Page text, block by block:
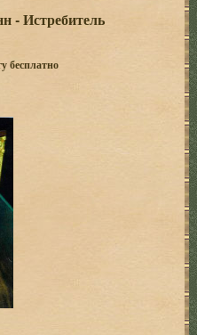
- Истребитель
бесплатно